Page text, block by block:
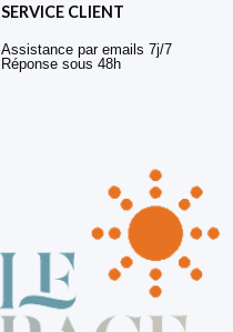
SERVICE CLIENT
Assistance par emails 7j/7
Réponse sous 48h